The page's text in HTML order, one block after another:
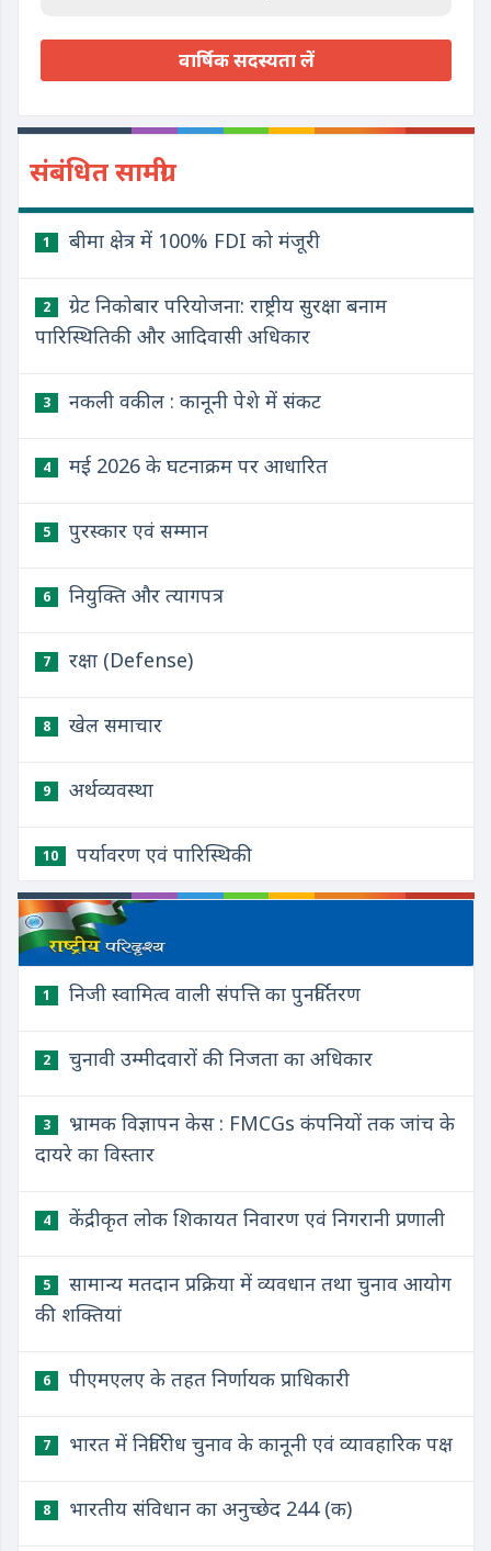
वार्षिक सदस्यता लें
संबंधित सामग्री
1 बीमा क्षेत्र में 100% FDI को मंजूरी
2
ग्रेट निकोबार परियोजना: राष्ट्रीय सुरक्षा बनाम
पारिस्थितिकी और आदिवासी अधिकार
3 नकली वकील : कानूनी पेशे में संकट
4 मई 2026 के घटनाक्रम पर आधारित
5 पुरस्कार एवं सम्मान
6 नियुक्ति और त्यागपत्र
7 रक्षा (Defense)
8 खेल समाचार
9 अर्थव्यवस्था
10 पर्यावरण एवं पारिस्थिकी
1 निजी स्वामित्व वाली संपत्ति का पुनर्वितरण
2 चुनावी उम्मीदवारों की निजता का अधिकार
3
भ्रामक विज्ञापन केस : FMCGs कंपनियों तक जांच के
दायरे का विस्तार
4 केंद्रीकृत लोक शिकायत निवारण एवं निगरानी प्रणाली
5
सामान्य मतदान प्रक्रिया में व्यवधान तथा चुनाव आयोग
की शक्तियां
6 पीएमएलए के तहत निर्णायक प्राधिकारी
7 भारत में निर्विरोध चुनाव के कानूनी एवं व्यावहारिक पक्ष
8 भारतीय संविधान का अनुच्छेद 244 (क)